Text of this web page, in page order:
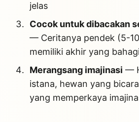
jelas
Cocok untuk dibacakan
— Ceritanya pendek (5-
memiliki akhir yang
Merangsang imajinasi —
istana, hewan yang
yang memperkaya